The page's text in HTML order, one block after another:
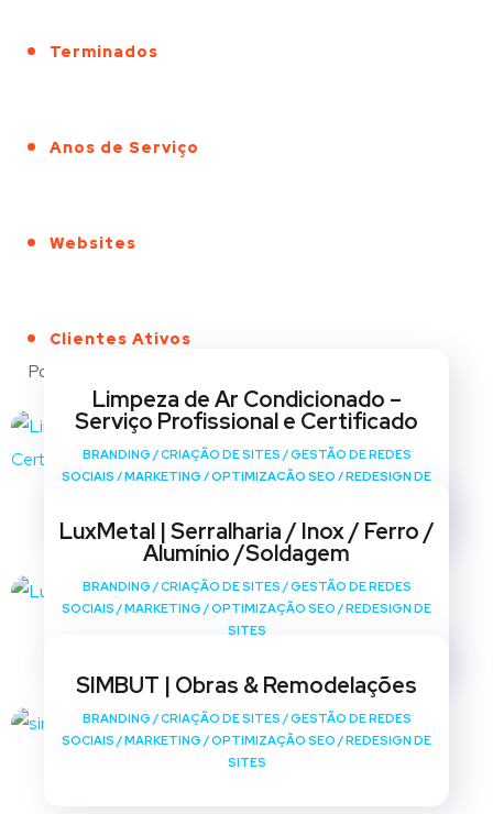
Terminados
Anos de Serviço
Websites
Clientes Ativos
Portfólio
Limpeza de Ar Condicionado –
Serviço Profissional e Certificado
BRANDING /CRIAÇÃO DE SITES /GESTÃO DE REDES
SOCIAIS /MARKETING /OPTIMIZAÇÃO SEO /REDESIGN DE
LuxMetal | Serralharia / Inox / Ferro /
Alumínio /Soldagem
BRANDING /CRIAÇÃO DE SITES /GESTÃO DE REDES
SOCIAIS /MARKETING /OPTIMIZAÇÃO SEO /REDESIGN DE
SITES
SIMBUT | Obras & Remodelações
BRANDING /CRIAÇÃO DE SITES /GESTÃO DE REDES
SOCIAIS /MARKETING /OPTIMIZAÇÃO SEO /REDESIGN DE
SITES